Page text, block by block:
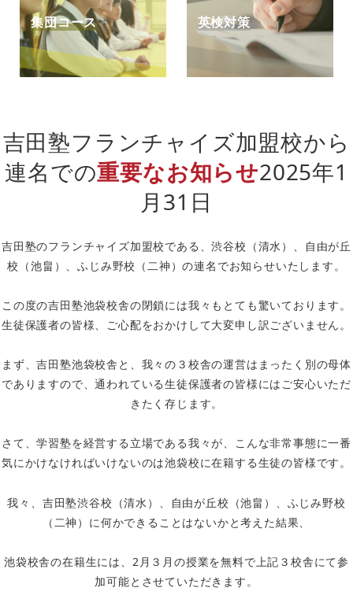
集団コース 英検対策
吉田塾フランチャイズ加盟校から
連名での重要なお知らせ2025年1
月31日
吉田塾のフランチャイズ加盟校である、渋谷校（清水）、自由が丘
校（池畠）、ふじみ野校（二神）の連名でお知らせいたします。
この度の吉田塾池袋校舎の閉鎖には我々もとても驚いております。
生徒保護者の皆様、ご心配をおかけして大変申し訳ございません。
まず、吉田塾池袋校舎と、我々の３校舎の運営はまったく別の母体
でありますので、通われている生徒保護者の皆様にはご安心いただ
きたく存じます。
さて、学習塾を経営する立場である我々が、こんな非常事態に一番
気にかけなければいけないのは池袋校に在籍する生徒の皆様です。
我々、吉田塾渋谷校（清水）、自由が丘校（池畠）、ふじみ野校
（二神）に何かできることはないかと考えた結果、
池袋校舎の在籍生には、2月３月の授業を無料で上記３校舎にて参
加可能とさせていただきます。